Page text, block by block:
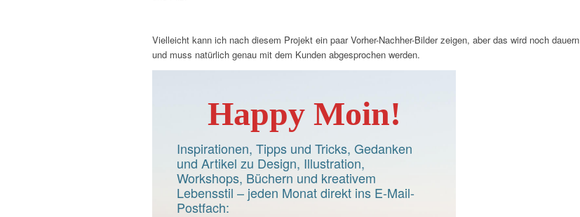
Vielleicht kann ich nach diesem Projekt ein paar Vorher-Nachher-Bilder zeigen, aber das wird noch dauern
und muss natürlich genau mit dem Kunden abgesprochen werden.
Happy Moin!
Inspirationen, Tipps und Tricks, Gedanken
und Artikel zu Design, Illustration,
Workshops, Büchern und kreativem
Lebensstil – jeden Monat direkt ins E-Mail-
Postfach: